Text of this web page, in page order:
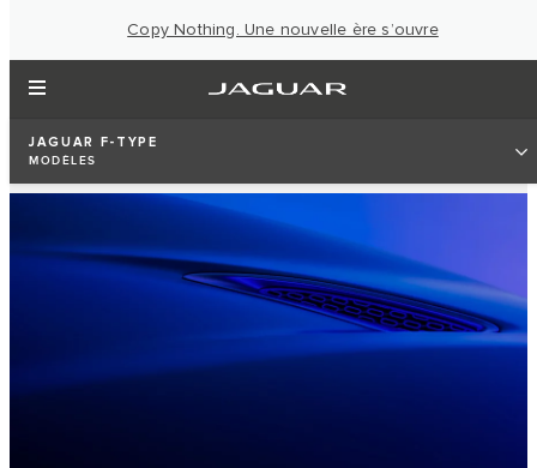
Copy Nothing. Une nouvelle ère s’ouvre
JAGUAR F-TYPE
MODÈLES